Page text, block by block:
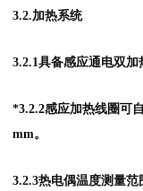
3.2.加热系统
3.2.1具备感应通电双加
*3.2.2感应加热线圈可
mm。
3.2.3热电偶温度测量范